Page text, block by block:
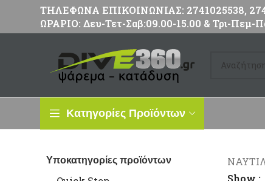
ΤΗΛΕΦΩΝΑ ΕΠΙΚΟΙΝΩΝΙΑΣ: 2741025538,
ΩΡΑΡΙΟ: Δευ-Τετ-Σαβ:09.00-15.00 & Τρι-Πεμ-
Κατηγορίες Προϊόντων
Υποκατηγορίες προϊόντων
Show